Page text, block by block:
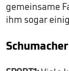
gemeinsame
ihm sogar